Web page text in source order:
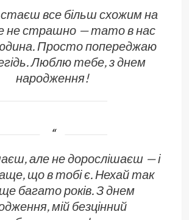
все більш схожим на
не страшно — тато в нас
Просто попереджаю
Люблю тебе, з днем
народження!
але не дорослішаєш — і
що в тобі є. Нехай так
багато років. З днем
мій безцінний